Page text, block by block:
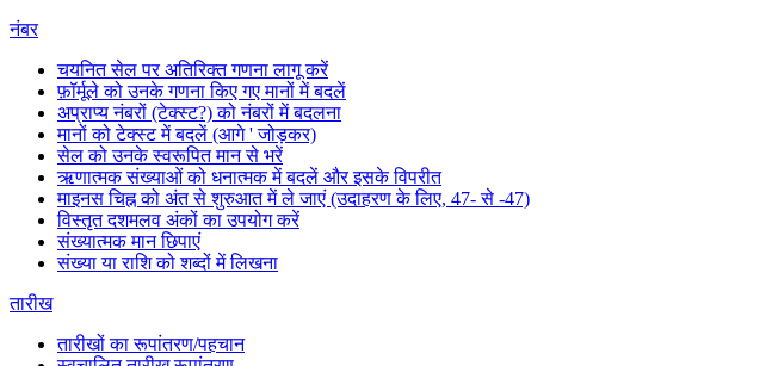
नंबर
चयनित सेल पर अतिरिक्त गणना लागू करें
फ़ॉर्मूले को उनके गणना किए गए मानों में बदलें
अप्राप्य नंबरों (टेक्स्ट?) को नंबरों में बदलना
मानों को टेक्स्ट में बदलें (आगे ' जोड़कर)
सेल को उनके स्वरूपित मान से भरें
ऋणात्मक संख्याओं को धनात्मक में बदलें और इसके विपरीत
माइनस चिह्न को अंत से शुरुआत में ले जाएं (उदाहरण के लिए, 47- से -47)
विस्तृत दशमलव अंकों का उपयोग करें
संख्यात्मक मान छिपाएं
संख्या या राशि को शब्दों में लिखना
तारीख
तारीखों का रूपांतरण/पहचान